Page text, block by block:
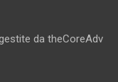
da theCoreAdv